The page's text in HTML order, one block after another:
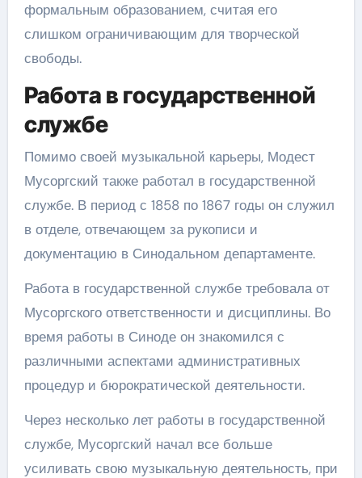
формальным образованием, считая его
слишком ограничивающим для творческой
свободы.
Работа в государственной
службе
Помимо своей музыкальной карьеры, Модест
Мусоргский также работал в государственной
службе. В период с 1858 по 1867 годы он служил
в отделе, отвечающем за рукописи и
документацию в Синодальном департаменте.
Работа в государственной службе требовала от
Мусоргского ответственности и дисциплины. Во
время работы в Синоде он знакомился с
различными аспектами административных
процедур и бюрократической деятельности.
Через несколько лет работы в государственной
службе, Мусоргский начал все больше
усиливать свою музыкальную деятельность, при